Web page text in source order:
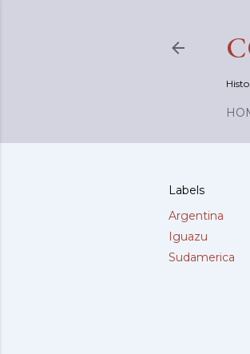
Labels
Argentina
Iguazu
Sudamerica